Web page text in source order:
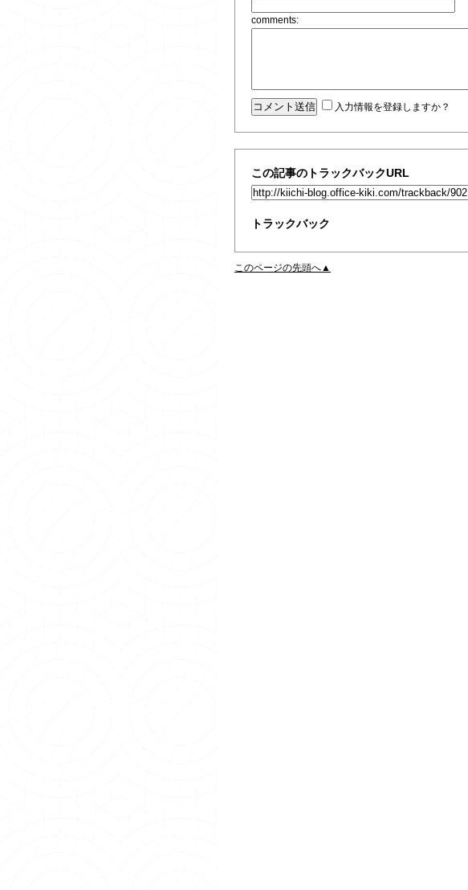
comments:
入力情報を登録しますか？
この記事のトラックバックURL
トラックバック
このページの先頭へ▲